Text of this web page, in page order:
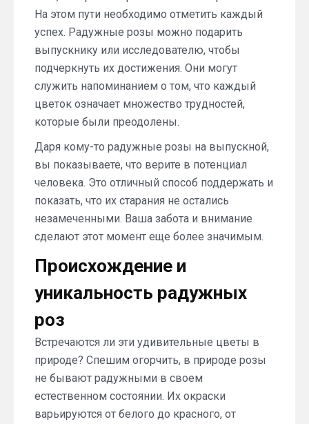
На этом пути необходимо отметить каждый
успех. Радужные розы можно подарить
выпускнику или исследователю, чтобы
подчеркнуть их достижения. Они могут
служить напоминанием о том, что каждый
цветок означает множество трудностей,
которые были преодолены.
Даря кому-то радужные розы на выпускной,
вы показываете, что верите в потенциал
человека. Это отличный способ поддержать и
показать, что их старания не остались
незамеченными. Ваша забота и внимание
сделают этот момент еще более значимым.
Происхождение и
уникальность радужных
роз
Встречаются ли эти удивительные цветы в
природе? Спешим огорчить, в природе розы
не бывают радужными в своем
естественном состоянии. Их окраски
варьируются от белого до красного, от